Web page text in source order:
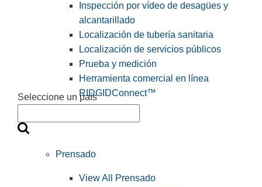
Seleccione un país
Inspección por vídeo de desagües y
alcantarillado
Localización de tubería sanitaria
Localización de servicios públicos
Prueba y medición
Herramienta comercial en línea
RIDGIDConnect™
Prensado
View All Prensado